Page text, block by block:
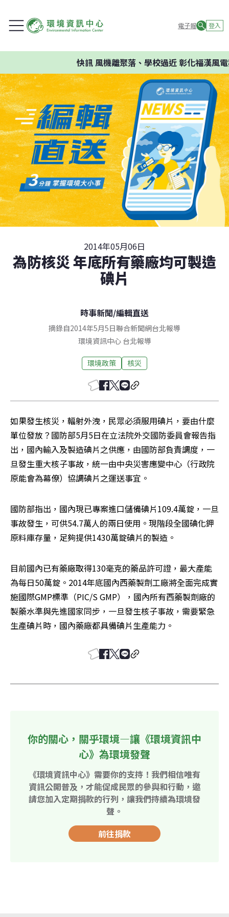
電子報 登入
快訊風機離聚落、學校過近 彰化福漢風電
2014年05月06日
為防核災 年底所有藥廠均可製造
碘片
時事新聞/編輯直送
摘錄自2014年5月5日聯合新聞網台北報導
環境資訊中心 台北報導
環境政策 核災
如果發生核災，輻射外洩，民眾必須服用碘片，要由什麼
單位發放？國防部5月5日在立法院外交國防委員會報告指
出，國內輸入及製造碘片之供應，由國防部負責調度，一
旦發生重大核子事故，統一由中央災害應變中心（行政院
原能會為幕僚）協調碘片之運送事宜。
國防部指出，國內現已專案進口儲備碘片109.4萬錠，一旦
事故發生，可供54.7萬人的兩日使用。現階段全國碘化鉀
原料庫存量，足夠提供1430萬錠碘片的製造。
目前國內已有藥廠取得130毫克的藥品許可證，最大產能
為每日50萬錠。2014年底國內西藥製劑工廠將全面完成實
施國際GMP標準（PIC/S GMP），國內所有西藥製劑廠的
製藥水準與先進國家同步，一旦發生核子事故，需要緊急
生產碘片時，國內藥廠都具備碘片生產能力。
你的關心，關乎環境—讓《環境資訊中
心》為環境發聲
《環境資訊中心》需要你的支持！我們相信唯有
資訊公開普及，才能促成民眾的參與和行動，邀
請您加入定期捐款的行列，讓我們持續為環境發
聲。
前往捐款